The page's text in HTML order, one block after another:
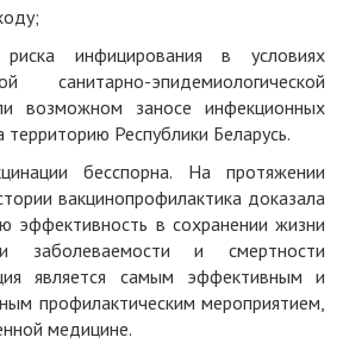
инфицирования в условиях
санитарно-эпидемиологической
возможном заносе инфекционных
территорию Республики Беларусь.
бесспорна. На протяжении
вакцинопрофилактика доказала
эффективность в сохранении жизни
заболеваемости и смертности
является самым эффективным и
профилактическим мероприятием,
медицине.